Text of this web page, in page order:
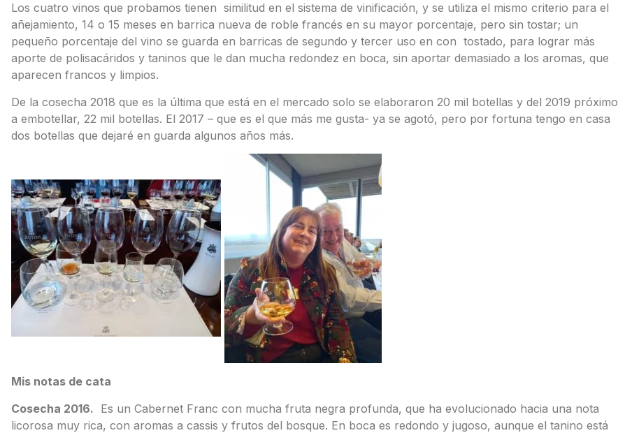
Los cuatro vinos que probamos tienen similitud en el sistema de vinificación, y se utiliza el mismo criterio para el
añejamiento, 14 o 15 meses en barrica nueva de roble francés en su mayor porcentaje, pero sin tostar; un
pequeño porcentaje del vino se guarda en barricas de segundo y tercer uso en con tostado, para lograr más
aporte de polisacáridos y taninos que le dan mucha redondez en boca, sin aportar demasiado a los aromas, que
aparecen francos y limpios.
De la cosecha 2018 que es la última que está en el mercado solo se elaboraron 20 mil botellas y del 2019 próximo
a embotellar, 22 mil botellas. El 2017 – que es el que más me gusta- ya se agotó, pero por fortuna tengo en casa
dos botellas que dejaré en guarda algunos años más.
Mis notas de cata
Cosecha 2016. Es un Cabernet Franc con mucha fruta negra profunda, que ha evolucionado hacia una nota
licorosa muy rica, con aromas a cassis y frutos del bosque. En boca es redondo y jugoso, aunque el tanino está